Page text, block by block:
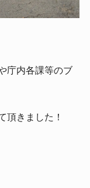
庁内各課等のブ
頂きました！